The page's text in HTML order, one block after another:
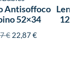
Antisoffoco
52×34
€ 22,87€